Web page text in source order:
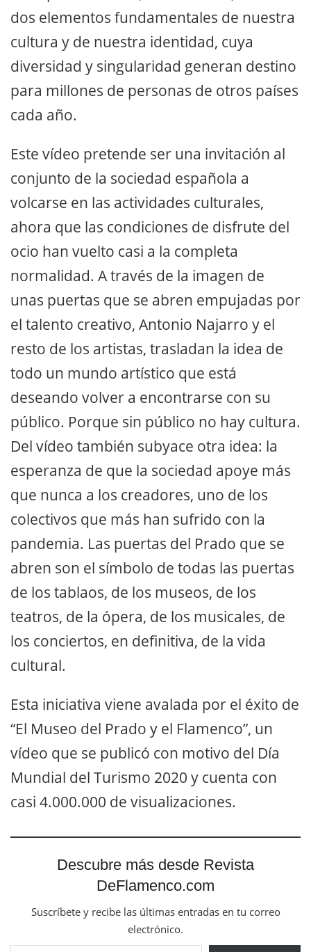
dos elementos fundamentales de nuestra
cultura y de nuestra identidad, cuya
diversidad y singularidad generan destino
para millones de personas de otros países
cada año.
Este vídeo pretende ser una invitación al
conjunto de la sociedad española a
volcarse en las actividades culturales,
ahora que las condiciones de disfrute del
ocio han vuelto casi a la completa
normalidad. A través de la imagen de
unas puertas que se abren empujadas por
el talento creativo, Antonio Najarro y el
resto de los artistas, trasladan la idea de
todo un mundo artístico que está
deseando volver a encontrarse con su
público. Porque sin público no hay cultura.
Del vídeo también subyace otra idea: la
esperanza de que la sociedad apoye más
que nunca a los creadores, uno de los
colectivos que más han sufrido con la
pandemia. Las puertas del Prado que se
abren son el símbolo de todas las puertas
de los tablaos, de los museos, de los
teatros, de la ópera, de los musicales, de
los conciertos, en definitiva, de la vida
cultural.
Esta iniciativa viene avalada por el éxito de
“El Museo del Prado y el Flamenco”, un
vídeo que se publicó con motivo del Día
Mundial del Turismo 2020 y cuenta con
casi 4.000.000 de visualizaciones.
Descubre más desde Revista
DeFlamenco.com
Suscríbete y recibe las últimas entradas en tu correo
electrónico.
Escribe tu correo electrónico…